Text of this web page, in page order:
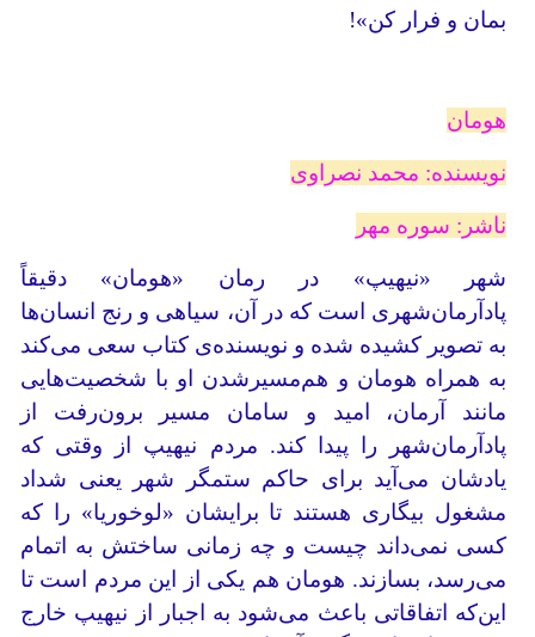
بمان و فرار کن»!
هومان
نویسنده: محمد نصراوی
ناشر: سوره مهر
شهر «نیهیپ» در رمان «هومان» دقیقاً
پادآرمان‌شهری است که در آن، سیاهی و رنج انسان‌ها
به تصویر کشیده شده و نویسنده‌ی کتاب سعی می‌کند
به همراه هومان و هم‌مسیرشدن او با شخصیت‌هایی
مانند آرمان، امید و سامان مسیر برون‌رفت از
پادآرمان‌شهر را پیدا کند. مردم نیهیپ از وقتی که
یادشان می‌آید برای حاکم ستمگر شهر یعنی شداد
مشغول بیگاری هستند تا برایشان «لوخوریا» را که
کسی نمی‌داند چیست و چه زمانی ساختش به اتمام
می‌رسد، بسازند. هومان هم یکی از این مردم است تا
این‌که اتفاقاتی باعث می‌شود به اجبار از نیهیپ خارج